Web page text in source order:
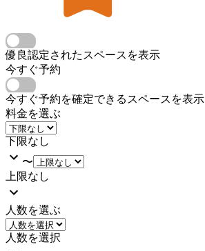
優良認定されたスペースを表示
今すぐ予約
今すぐ予約を確定できるスペースを表示
料金を選ぶ
下限なし
〜
上限なし
人数を選ぶ
人数を選択